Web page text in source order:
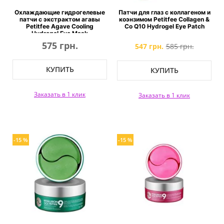
Охлаждающие гидрогелевые
патчи с экстрактом агавы
Petitfee Agave Cooling
Hydrogel Eye Mask
575 грн.
КУПИТЬ
Заказать в 1 клик
Патчи для глаз с коллагеном и
коэнзимом Petitfee Collagen &
Co Q10 Hydrogel Eye Patch
547 грн. 585 грн.
КУПИТЬ
Заказать в 1 клик
-15 % -15 %